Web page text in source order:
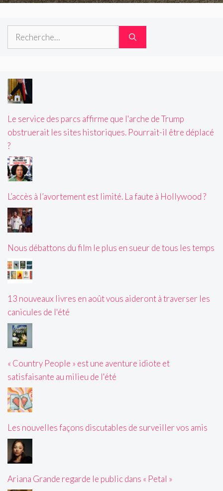
Rechercher :
Le service des parcs affirme que l'arche de Trump
obstruerait les sites historiques. Pourrait-il être déplacé
?
L’accès à l’avortement est limité. La faute à Hollywood ?
Nous débattons du film le plus en sueur de tous les temps
13 nouveaux livres en août vous aideront à traverser les
canicules de l'été
« Country People » est une aventure idiote et
satisfaisante au milieu de l'été
Les nouvelles façons discutables de surveiller vos amis
Ariana Grande regarde le public dans « Petal »